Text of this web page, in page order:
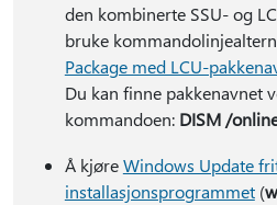
den kombinerte SSU- og
bruke
Package med LCU-
Du kan finne pakkenavnet
kommandoen: DISM /
Å kjøreWindows Update
installasjonsprogrammet(